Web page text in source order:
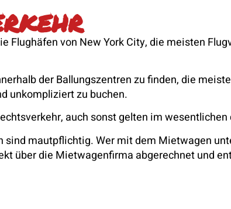
Flughäfen von New York City, die meisten
der Ballungszentren zu finden, die
unkompliziert zu buchen.
auch sonst gelten im
sind mautpflichtig. Wer mit dem Mietwagen
über die Mietwagenfirma abgerechnet und